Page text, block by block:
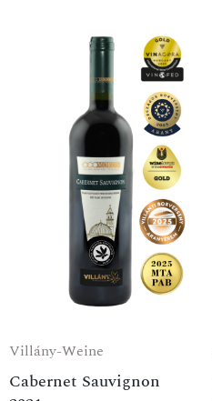
Villány-Weine
Cabernet Sauvignon